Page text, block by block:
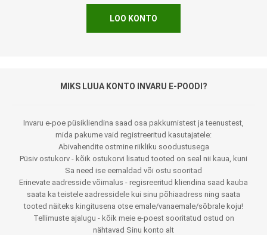
LOO KONTO
MIKS LUUA KONTO INVARU E-POODI?
Invaru e-poe püsikliendina saad osa pakkumistest ja teenustest,
mida pakume vaid registreeritud kasutajatele:
Abivahendite ostmine riikliku soodustusega
Püsiv ostukorv - kõik ostukorvi lisatud tooted on seal nii kaua, kuni
Sa need ise eemaldad või ostu sooritad
Erinevate aadresside võimalus - regisreeritud kliendina saad kauba
saata ka teistele aadressidele kui sinu põhiaadress ning saata
tooted näiteks kingitusena otse emale/vanaemale/sõbrale koju!
Tellimuste ajalugu - kõik meie e-poest sooritatud ostud on
nähtavad Sinu konto alt